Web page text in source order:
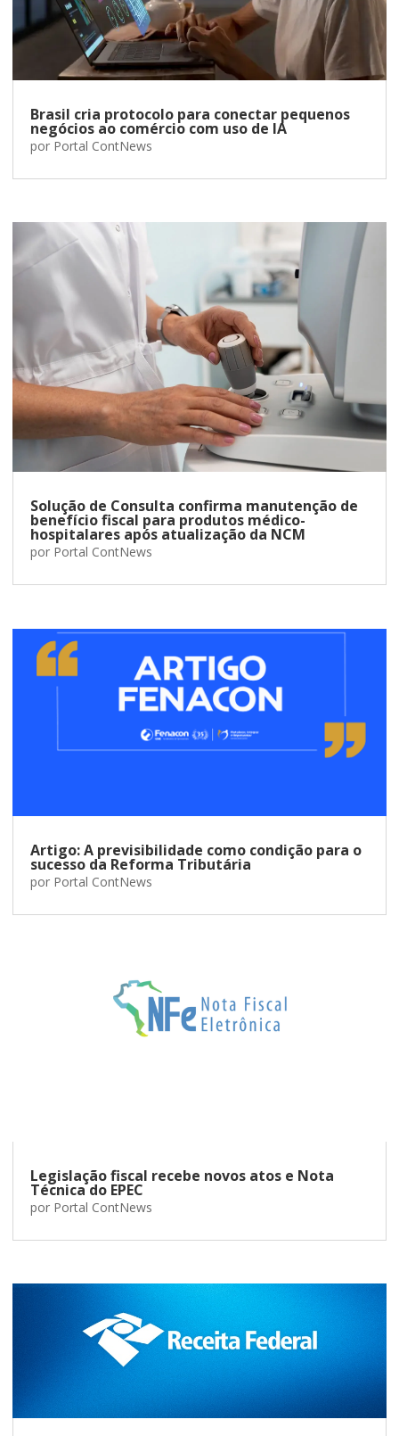
Brasil cria protocolo para conectar pequenos
negócios ao comércio com uso de IA
por Portal ContNews
Solução de Consulta confirma manutenção de
benefício fiscal para produtos médico-
hospitalares após atualização da NCM
por Portal ContNews
Artigo: A previsibilidade como condição para o
sucesso da Reforma Tributária
por Portal ContNews
Legislação fiscal recebe novos atos e Nota
Técnica do EPEC
por Portal ContNews